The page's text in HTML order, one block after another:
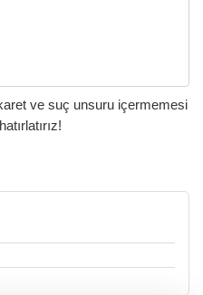
ve suç unsuru içermemesi